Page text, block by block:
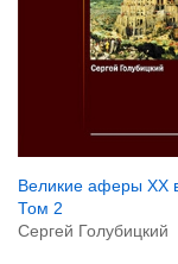
Великие аферы XX
Том 2
Сергей Голубицкий